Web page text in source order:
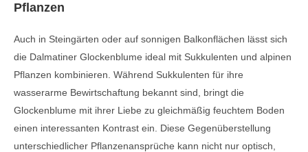
Pflanzen
Auch in Steingärten oder auf sonnigen Balkonflächen lässt sich
die Dalmatiner Glockenblume ideal mit Sukkulenten und alpinen
Pflanzen kombinieren. Während Sukkulenten für ihre
wasserarme Bewirtschaftung bekannt sind, bringt die
Glockenblume mit ihrer Liebe zu gleichmäßig feuchtem Boden
einen interessanten Kontrast ein. Diese Gegenüberstellung
unterschiedlicher Pflanzenansprüche kann nicht nur optisch,